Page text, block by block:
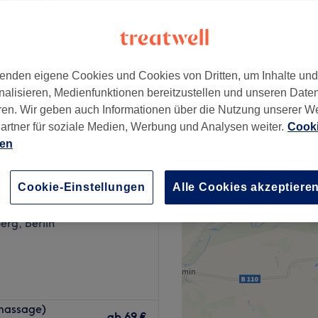
ab 75 €
erwartet dich bei
vom hektischen Alltag.
Wellness
123 Bewertungen
Berlin
eigene Cookies und Cookies von Dritten, um Inhalte
Medienfunktionen bereitzustellen und unseren
Wir geben auch Informationen über die Nutzung unserer
für soziale Medien, Werbung und Analysen weiter.
Cookie-Einstellungen Alle Cookies akzeptieren